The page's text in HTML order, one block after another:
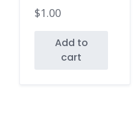
$1.00
Add to
cart